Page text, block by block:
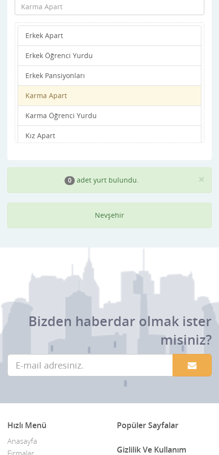
Erkek Apart
Erkek Öğrenci Yurdu
Erkek Pansiyonları
Karma Apart
Karma Öğrenci Yurdu
Kız Apart
Kız Pansiyonları ×
0 adet yurt bulundu.
Nevşehir
Bizden haberdar olmak ister
misiniz?
Hızlı Menü
Anasayfa
Popüler Sayfalar
Gizlilik Ve Kullanım